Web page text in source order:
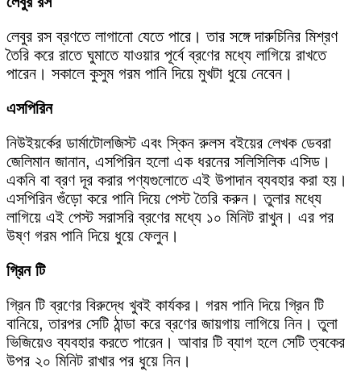
লেবুর রস ব্রণতে লাগানো যেতে পারে। তার সঙ্গে দারুচিনির মিশ্রণ
তৈরি করে রাতে ঘুমাতে যাওয়ার পূর্বে ব্রণের মধ্যে লাগিয়ে রাখতে
পারেন। সকালে কুসুম গরম পানি দিয়ে মুখটা ধুয়ে নেবেন।
এসপিরিন
নিউইয়র্কের ডার্মাটোলজিস্ট এবং স্কিন রুলস বইয়ের লেখক ডেবরা
জেলিমান জানান, এসপিরিন হলো এক ধরনের সলিসিলিক এসিড।
একনি বা ব্রণ দূর করার পণ্যগুলোতে এই উপাদান ব্যবহার করা হয়।
এসপিরিন গুঁড়ো করে পানি দিয়ে পেস্ট তৈরি করুন। তুলার মধ্যে
লাগিয়ে এই পেস্ট সরাসরি ব্রণের মধ্যে ১০ মিনিট রাখুন। এর পর
উষ্ণ গরম পানি দিয়ে ধুয়ে ফেলুন।
গ্রিন টি
গ্রিন টি ব্রণের বিরুদ্ধে খুবই কার্যকর। গরম পানি দিয়ে গ্রিন টি
বানিয়ে, তারপর সেটি ঠান্ডা করে ব্রণের জায়গায় লাগিয়ে নিন। তুলা
ভিজিয়েও ব্যবহার করতে পারেন। আবার টি ব্যাগ হলে সেটি ত্বকের
উপর ২০ মিনিট রাখার পর ধুয়ে নিন।